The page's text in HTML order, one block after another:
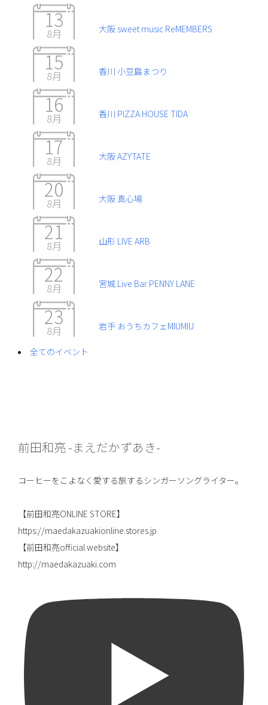
13
8月 大阪 sweet music ReMEMBERS
15
8月 香川 小豆島まつり
16
8月 香川 PIZZA HOUSE TIDA
17
8月 大阪 AZYTATE
20
8月 大阪 真心場
21
8月 山形 LIVE ARB
22
8月 宮城 Live Bar PENNY LANE
23
8月 岩手 おうちカフェMIUMIU
全てのイベント
前田和亮 -まえだかずあき-
コーヒーをこよなく愛する旅するシンガーソングライター。
【前田和亮ONLINE STORE】
https://maedakazuakionline.stores.jp
【前田和亮official website】
http://maedakazuaki.com